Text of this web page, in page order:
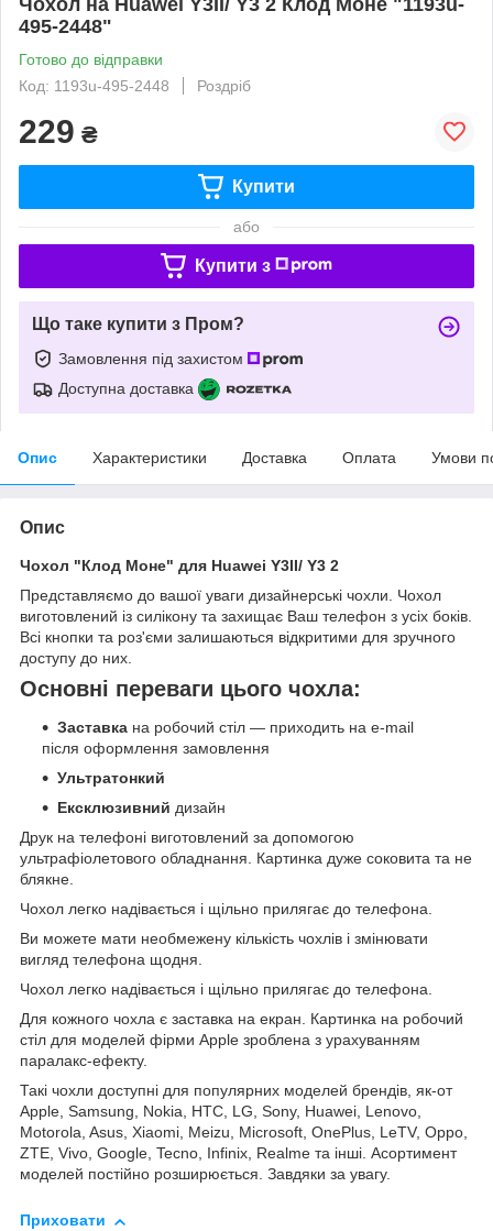
495-2448"
Готово до відправки
Код: 1193u-495-2448
Роздріб
229 ₴
Купити
або
Купити з
Що таке купити з Пром?
Замовлення під захистом
Доступна доставка
Опис Характеристики Доставка Оплата Умови
Опис
Чохол "Клод Моне" для Huawei Y3II/ Y3 2
Представляємо до вашої уваги дизайнерські чохли. Чохол
виготовлений із силікону та захищає Ваш телефон з усіх боків.
Всі кнопки та роз'єми залишаються відкритими для зручного
доступу до них.
Основні переваги цього чохла:
Заставка на робочий стіл — приходить на e-mail
після оформлення замовлення
Ультратонкий
Ексклюзивний дизайн
Друк на телефоні виготовлений за допомогою
ультрафіолетового обладнання. Картинка дуже соковита та не
блякне.
Чохол легко надівається і щільно прилягає до телефона.
Ви можете мати необмежену кількість чохлів і змінювати
вигляд телефона щодня.
Чохол легко надівається і щільно прилягає до телефона.
Для кожного чохла є заставка на екран. Картинка на робочий
стіл для моделей фірми Apple зроблена з урахуванням
паралакс-ефекту.
Такі чохли доступні для популярних моделей брендів, як-от
Apple, Samsung, Nokia, HTC, LG, Sony, Huawei, Lenovo,
Motorola, Asus, Xiaomi, Meizu, Microsoft, OnePlus, LeTV, Oppo,
ZTE, Vivo, Google, Tecno, Infinix, Realme та інші. Асортимент
моделей постійно розширюється. Завдяки за увагу.
Приховати